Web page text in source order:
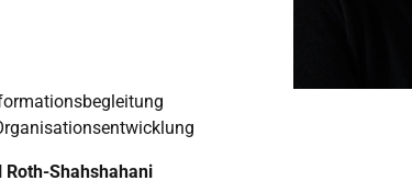
Roth-Shahshahani